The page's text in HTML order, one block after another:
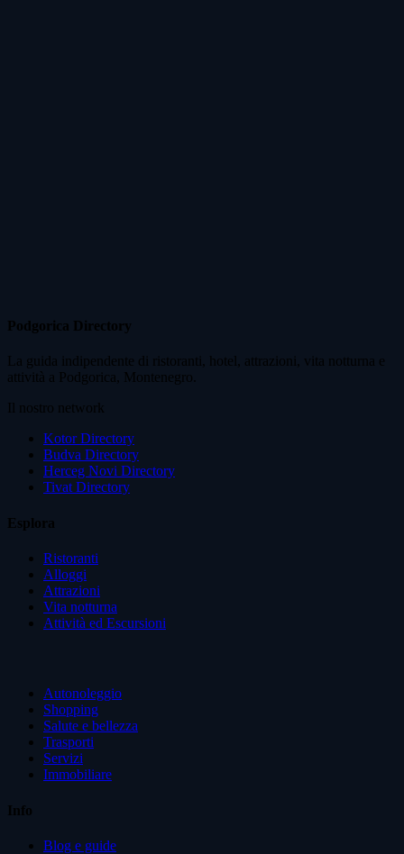
Podgorica Directory
La guida indipendente di ristoranti, hotel, attrazioni, vita notturna e
attività a Podgorica, Montenegro.
Il nostro network
Kotor Directory
Budva Directory
Herceg Novi Directory
Tivat Directory
Esplora
Ristoranti
Alloggi
Attrazioni
Vita notturna
Attività ed Escursioni
Autonoleggio
Shopping
Salute e bellezza
Trasporti
Servizi
Immobiliare
Info
Blog e guide